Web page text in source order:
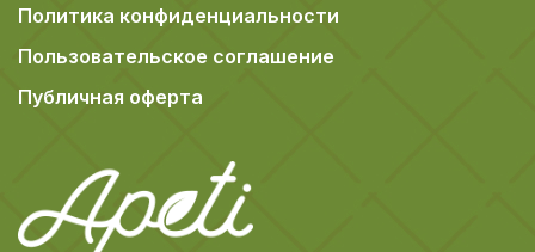
Политика конфиденциальности
Пользовательское соглашение
Публичная оферта